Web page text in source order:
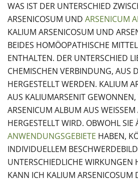
WAS IST DER UNTERSCHIED
ARSENICOSUM UND ARSENICUM
KALIUM ARSENICOSUM UND
BEIDES HOMÖOPATHISCHE
ENTHALTEN. DER UNTERSCHIED
CHEMISCHEN VERBINDUNG, AUS
HERGESTELLT WERDEN. KALIUM
AUS KALIUMARSENIT
ARSENICUM ALBUM AUS WEISSEM
ERGESTELLT WIRD. OBWOHL SIE
ANWENDUNGSGEBIETE HABEN,
INDIVIDUELLEM BESCHWERDEBILD
UNTERSCHIEDLICHE WIRKUNGEN
KANN ICH KALIUM ARSENICOSUM